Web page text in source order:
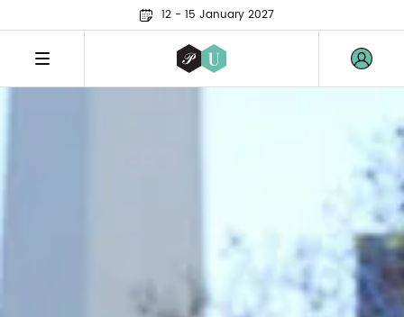
12 - 15 January 2027